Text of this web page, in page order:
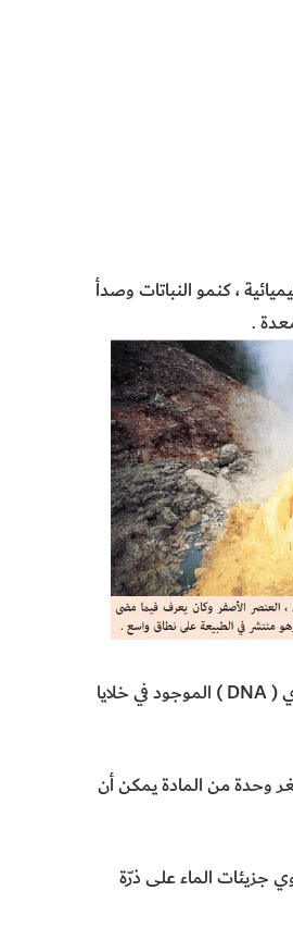
، كنمو النباتات وصدأ
.
(
DNA) الموجود في خلايا
وحدة من المادة يمكن أن
جزيئات الماء على ذرّة